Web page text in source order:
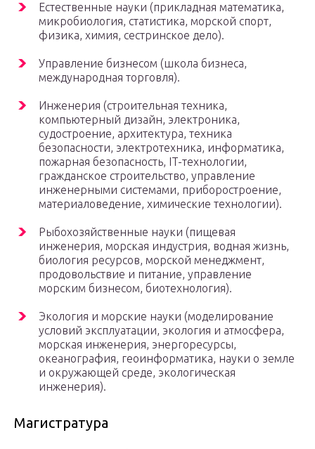
Естественные науки (прикладная математика,
микробиология, статистика, морской спорт,
физика, химия, сестринское дело).
Управление бизнесом (школа бизнеса,
международная торговля).
Инженерия (строительная техника,
компьютерный дизайн, электроника,
судостроение, архитектура, техника
безопасности, электротехника, информатика,
пожарная безопасность, IT-технологии,
гражданское строительство, управление
инженерными системами, приборостроение,
материаловедение, химические технологии).
Рыбохозяйственные науки (пищевая
инженерия, морская индустрия, водная жизнь,
биология ресурсов, морской менеджмент,
продовольствие и питание, управление
морским бизнесом, биотехнология).
Экология и морские науки (моделирование
условий эксплуатации, экология и атмосфера,
морская инженерия, энергоресурсы,
океанография, геоинформатика, науки о земле
и окружающей среде, экологическая
инженерия).
Магистратура